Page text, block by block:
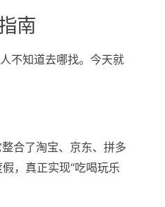
南
不知道去哪找。今天就
合了淘宝、京东、拼多
，真正实现“吃喝玩乐